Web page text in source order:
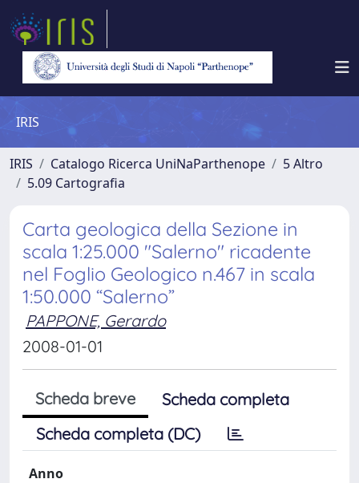
IRIS
IRIS Catalogo Ricerca UniNaParthenope
5 Altro
5.09 Cartografia
Carta geologica della Sezione in
scala 1:25.000 "Salerno" ricadente
nel Foglio Geologico n.467 in scala
1:50.000 “Salerno”
PAPPONE, Gerardo
2008-01-01
Scheda breve
Scheda completa
Scheda completa (DC)
Anno